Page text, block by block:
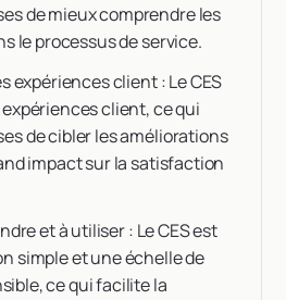
de mieux comprendre les
le processus de service.
expériences client : Le CES
client, ce qui
de cibler les améliorations
impact sur la satisfaction
et à utiliser : Le CES est
simple et une échelle de
ce qui facilite la